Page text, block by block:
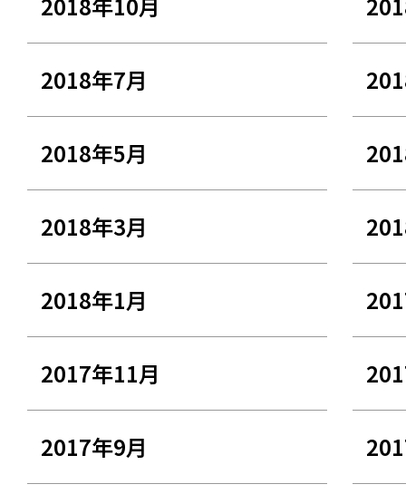
2018年7月
2018年5月
2018年3月
2018年1月
2017年11月
2017年9月